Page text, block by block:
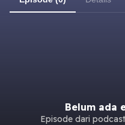
Belum ada
Episode dari